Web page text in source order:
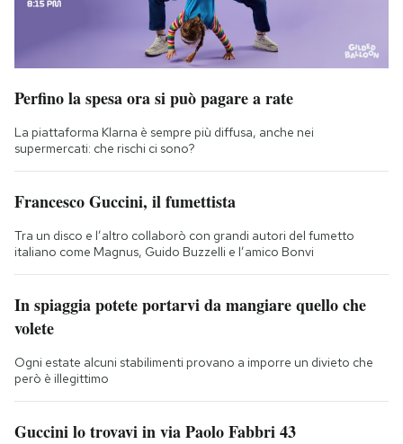
Perfino la spesa ora si può pagare a rate
La piattaforma Klarna è sempre più diffusa, anche nei
supermercati: che rischi ci sono?
Francesco Guccini, il fumettista
Tra un disco e l’altro collaborò con grandi autori del fumetto
italiano come Magnus, Guido Buzzelli e l’amico Bonvi
In spiaggia potete portarvi da mangiare quello che
volete
Ogni estate alcuni stabilimenti provano a imporre un divieto che
però è illegittimo
Guccini lo trovavi in via Paolo Fabbri 43